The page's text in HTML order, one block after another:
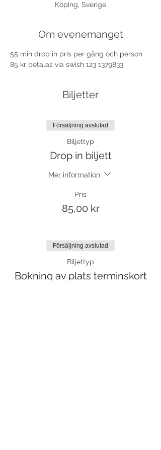
Köping, Sverige
Om evenemanget
55 min drop in pris per gång och person
85 kr betalas via swish 123 1379833.
Biljetter
Försäljning avslutad
Biljettyp
Drop in biljett
Mer information
Pris
85,00 kr
Försäljning avslutad
Biljettyp
Bokning av plats terminskort